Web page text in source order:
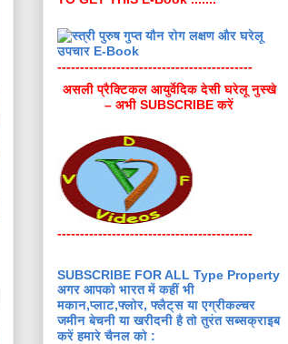
-------------------------------------------
असली प्रैक्टिकल आयुर्वेदिक देसी घरेलू नुस्खे
– अभी SUBSCRIBE करें
-------------------------------------------
SUBSCRIBE FOR ALL Type Property
अगर आपको भारत में कहीं भी
मकान,प्लाट,फ्लोर, फ्लैट्स या एग्रीकल्चर
जमीन बेचनी या खरीदनी है तो तुरंत सब्सक्राइब
करें हमारे चैनल को :